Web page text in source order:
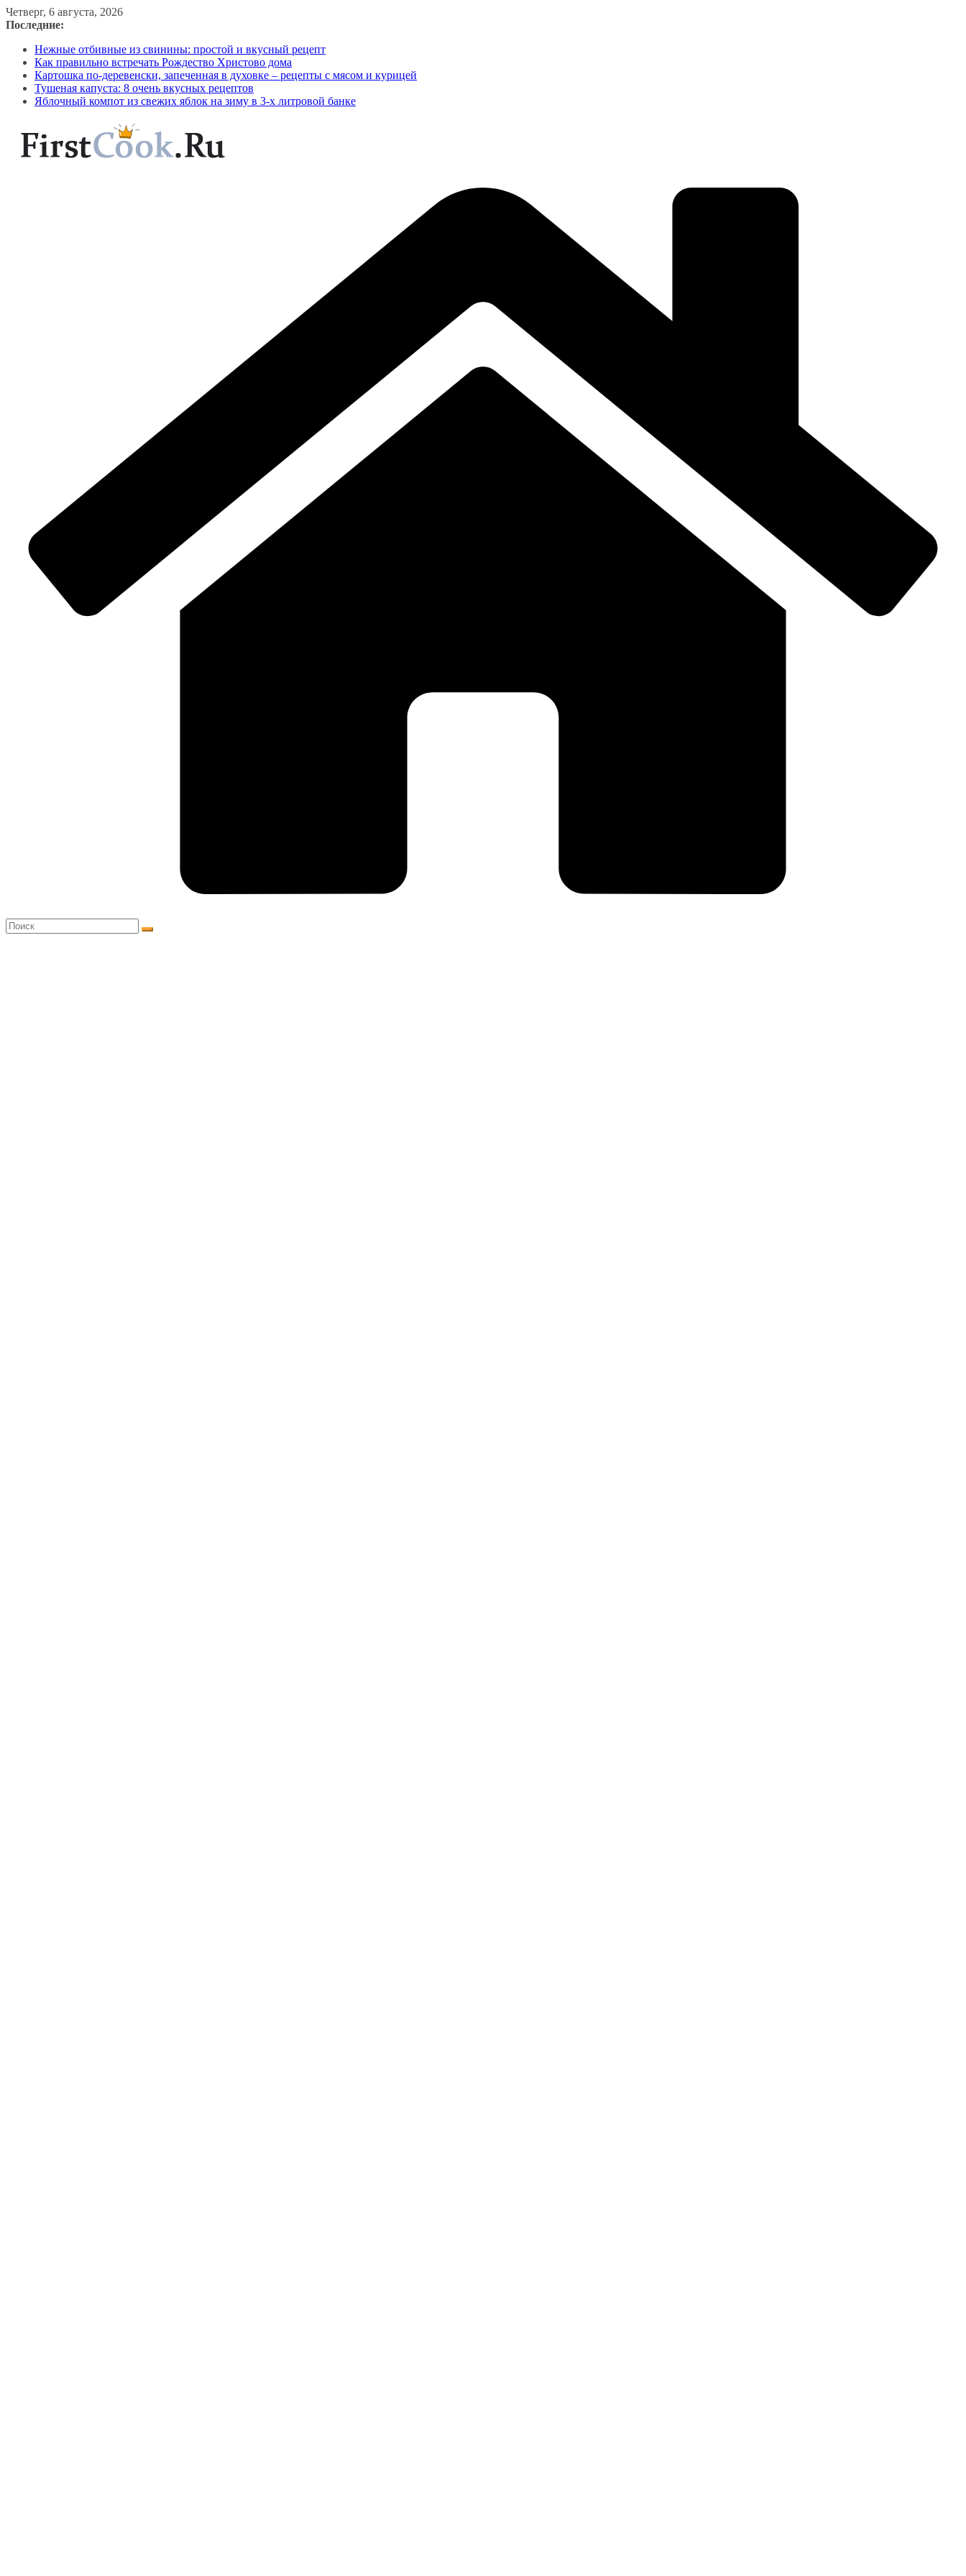
Перейти
к
Четверг, 6 августа, 2026
Последние:
Нежные отбивные из свинины: простой и вкусный рецепт
Как правильно встречать Рождество Христово дома
Картошка по-деревенски, запеченная в духовке – рецепты с мясом и курицей
Тушеная капуста: 8 очень вкусных рецептов
Яблочный компот из свежих яблок на зиму в 3-х литровой банке